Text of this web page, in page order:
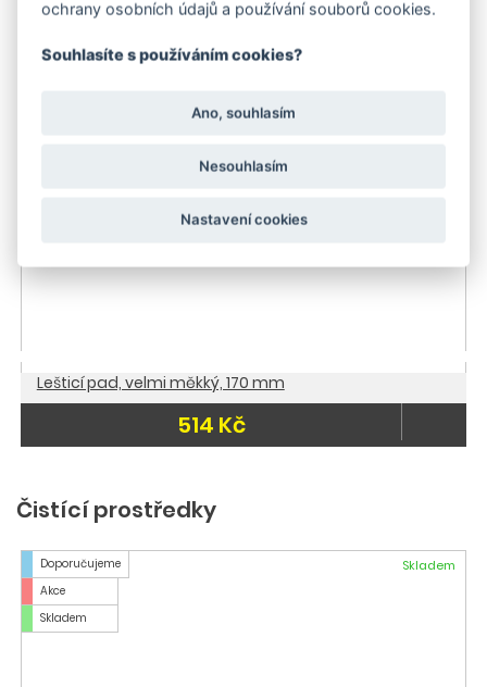
564 Kč
Lešticí pad, velmi měkký, 170 mm
514 Kč
Čistící prostředky
Doporučujeme
Akce
Skladem
Skladem
ochrany osobních údajů a používání souborů cookies.
Souhlasíte s používáním cookies?
Ano, souhlasím
Nesouhlasím
Nastavení cookies